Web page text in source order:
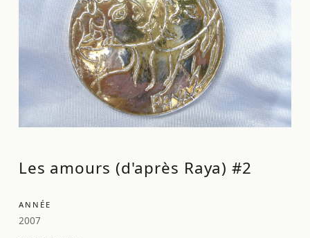
Les amours (d'après Raya) #2
ANNÉE
2007